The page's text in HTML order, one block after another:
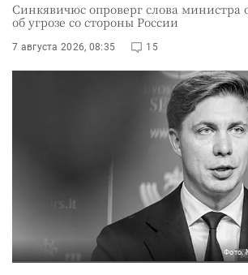
Синкявичюс опроверг слова
об угрозе со стороны России
7 августа 2026, 08:35 15
Фото: